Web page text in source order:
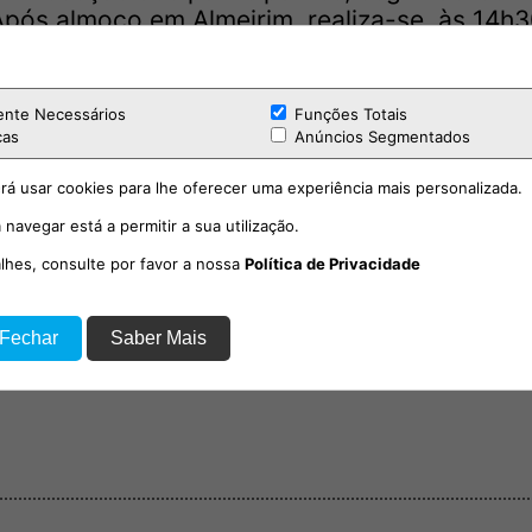
almoço em Almeirim, realiza-se, às
prevista uma passagem pela Falcoaria
às 17h00, no Auditório do Hospital Distrital
a aposta na valorização dos
a região, promovendo um ambiente de
profissional.
do QR Code disponível no cartaz
.
Necessários
Funções Totais
Anúncios Segmentados
usar cookies para lhe oferecer uma experiência mais personalizada.
está a permitir a sua utilização.
consulte por favor a nossa Política de Privacidade
Saber Mais